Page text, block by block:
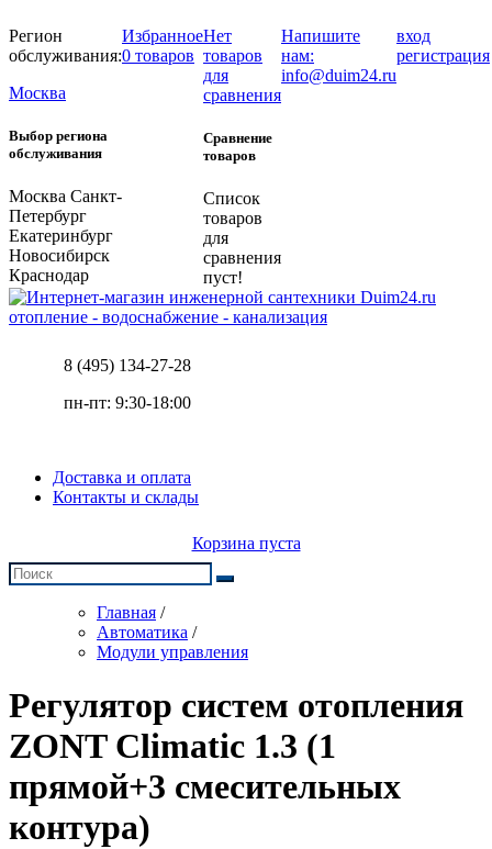
Регион
обслуживания:
Москва
Выбор региона
обслуживания
Москва Санкт-
Петербург
Екатеринбург
Новосибирск
Краснодар
Избранное
0 товаров
Нет
товаров
для
сравнения
Сравнение
товаров
Список
товаров
для
сравнения
пуст!
Напишите
нам:
info@duim24.ru
вход
регистрация
отопление - водоснабжение - канализация
8 (495) 134-27-28
пн-пт: 9:30-18:00
Доставка и оплата
Контакты и склады
Корзина пуста
Главная /
Автоматика /
Модули управления
Регулятор систем отопления
ZONT Climatic 1.3 (1
прямой+3 смесительных
контура)